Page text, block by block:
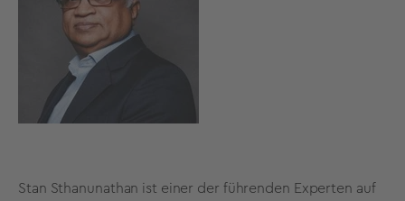
Stan Sthanunathan ist einer der führenden Experten auf